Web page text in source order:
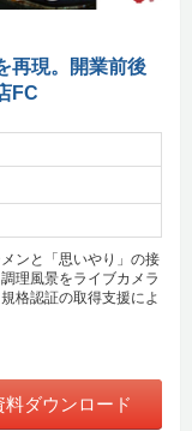
再現。開業前後
FC
ンと「思いやり」の接
理風景をライブカメラ
格認証の取得支援によ
料ダウンロード